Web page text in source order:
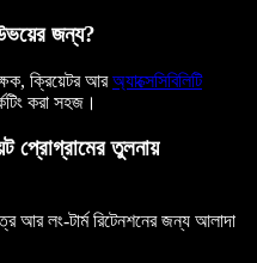
জন্য?
ক্রিয়েটর আরঅ্যাক্সেসিবিলিটি
করা সহজ।
প্রোগ্রামের তুলনায়
আর লং-টার্ম রিটেনশনের জন্য আলাদা